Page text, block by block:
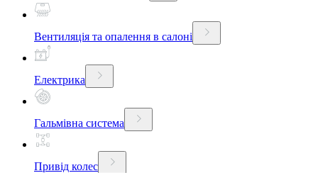
Вентиляція та опалення в салоні
Електрика
Гальмівна система
Привід колес